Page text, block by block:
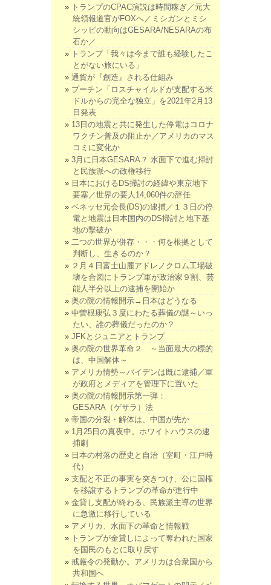
トランプのCPAC演説は時間稼ぎ／元大
統領報道官がFOXへ／ミシガンとミシ
シッピの動向はGESARA/NESARAの布
石か／
トランプ「我々は今まで誰も経験したこ
とがない旅にいる」
通貨が『創造』される仕組み
プーチン「ロスチャイルドが支配する米
ドルからの完全な独立」を2021年2月13
日発表
13日の地震と共に発生した停電はコロナ
ワクチン普及の阻止か／アメリカのマス
コミに変化か
3月に日本GESARA？ 水面下で進む掃討
と民族派への政権移行
日本におけるDS掃討の経緯や東京地下
要塞／世界の要人14,060件の辞任
ベネッセ元会長(DS)の逮捕／１３日の停
電と地震は日本国内のDS掃討と地下基
地の撃破か
二つの世界が併存・・・何を根拠として
判断し、生きるのか？
２月４日富士山麓アドレノクロム工場破
壊を合図にトランプ軍が政治家９割、芸
能人半分以上の逮捕を開始か
奥の院の情報開示→日本はどうなる
中曽根康弘３度にわたる葬儀の謎～いっ
たい、誰の葬儀だったのか？
JFKとジュニアとトランプ
奥の院の世界革命２ ～当面最大の標的
は、中国解体～
アメリカ情勢～バイデンは既に逮捕／軍
が政府とメディアを管理下に置いた
奥の院の情報開示第一弾：
GESARA（ゲサラ）法
帝国の分裂・解体は、中国が先か
1月25日の真夜中。ホワイトハウスの逮
捕劇
日本の村落の歴史と自治（室町・江戸時
代）
支配と不正の事実を突きつけ、公に国権
を移譲するトランプの革命が進行中
金貸し支配が終わる、民族派主導の世界
に急激に移行している
アメリカ、水面下の革命と情報戦
トランプが金貸しによって奪われた国家
を国民のもとに取り戻す
戒厳令の発動か。アメリカは合衆国から
共和国へ